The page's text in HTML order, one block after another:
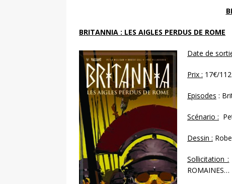
BRITANNIA : LES AIGLES PERDUS DE ROME
Date de
Prix : 17€/
Episodes :
Scénario :
Dessin :
Sollicitation :
ROMAINES…